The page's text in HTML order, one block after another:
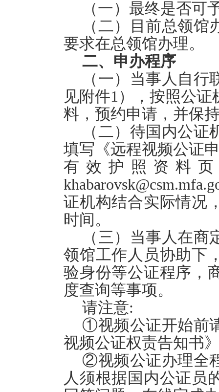
（一）最终是否可
（二）目前总领
要求在总领馆办理。
二、申办程序
（一）当事人自
见附件1 ），按照公
料，预约申请，并保
（二）待国内公
填写《远程视频公证
有效护照资料
证机构结合实际情况
时间。
（三）当事人在
领馆工作人员协助下
验身份等公证程序，
度查询等事项。
请注意:
①视频公证开始前
视频公证权责告知书
②视频公证办理全
人须根据国内公证员